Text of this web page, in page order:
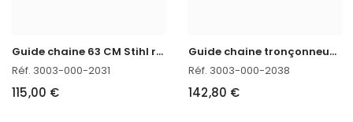
G
uide chaine 63 CM Stihl réf. 3003-000-2031 en stock
Réf. 3003-000-2031
115,00 €
G
uide chaine tronçonneuse 71 CM Stihl réf. 3003-000-2038 en stock
Réf. 3003-000-2038
142,80 €